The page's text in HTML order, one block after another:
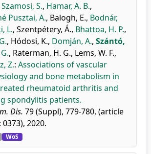
Szamosi, S., Hamar, A. B.,
Pusztai, A., Balogh, E., Bodnár,
L., Szentpétery, Á., Bhattoa, H. P.,
, Hódosi, K., Domján, A., Szántó,
, Raterman, H. G., Lems, W. F.,
Z.: Associations of vascular
and bone metabolism in
rheumatoid arthritis and
spondylitis patients.
Dis. 79 (Suppl), 779-780, (article
2020.
WoS